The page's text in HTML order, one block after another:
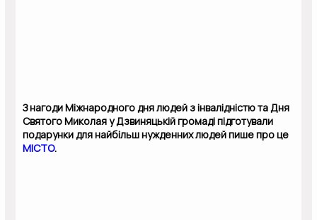
З нагоди Міжнародного дня людей з інвалідністю та Дня
Святого Миколая у Дзвиняцькій громаді підготували
подарунки для найбільш нужденних людей пише про це
МІСТО.